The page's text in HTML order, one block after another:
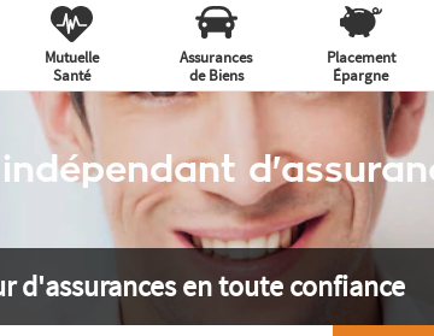
Mutuelle
Santé
Assurances
de Biens
Placement
Épargne
d'assurances en toute confiance